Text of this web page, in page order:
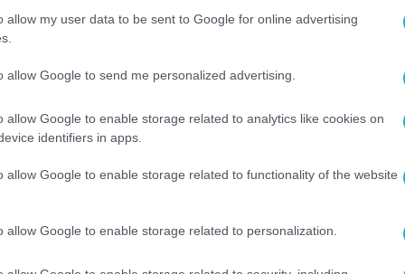
allow my user data to be sent to Google for online advertising
allow Google to send me personalized advertising.
allow Google to enable storage related to analytics like cookies on
identifiers in apps.
allow Google to enable storage related to functionality of the website
allow Google to enable storage related to personalization.
μου δέχονται επίθεση, τα παιδιά. Δεν
πολύ, μακάρι να μπορούσα να κάνω
Δεν ξέρω τι να κάνω. Θα κάνω τα
βάλει μία σημαία του Μεξικού.
MY PEOPLE ARE GETTING ATTACKED
32, had an emotional meltdown over Trump’s